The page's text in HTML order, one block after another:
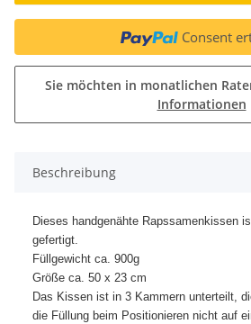
Consent
Sie möchten in monatlichen
Informationen
Beschreibung
Dieses handgenähte Rapssamenkissen
gefertigt.
Füllgewicht ca. 900g
Größe ca. 50 x 23 cm
Das Kissen ist in 3 Kammern unterteilt,
die Füllung beim Positionieren nicht auf